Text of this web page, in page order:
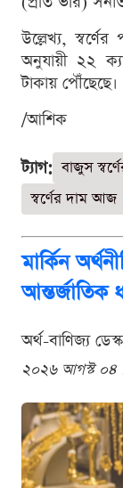
উল্লেখ্য,
অনুযায়ী ২২
টাকায় পৌঁছেছে।
/আশিক
ট্যাগ: বাজুস
স্বর্ণের দাম আজ
মার্কিন
আন্তর্জাতিক
অর্থ-বাণিজ্য
২০২৬ আগস্ট